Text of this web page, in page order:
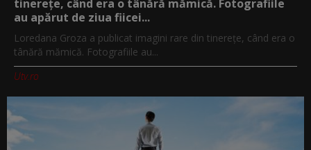
tinerețe, când era o tânără mămică. Fotografiile
au apărut de ziua fiicei...
Loredana Groza a publicat imagini rare din tinerețe, când era o
tânără mămică. Fotografiile au...
Utv.ro